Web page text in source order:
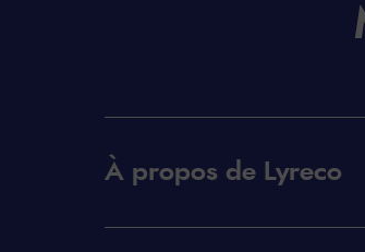
À propos de Lyreco